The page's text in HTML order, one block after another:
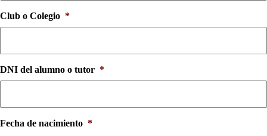
Club o Colegio *
DNI del alumno o tutor *
Fecha de nacimiento *